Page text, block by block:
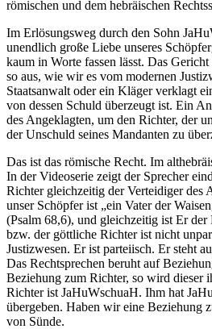
römischen und dem hebräischen
Im Erlösungsweg durch den Sohn
unendlich große Liebe unseres
kaum in Worte fassen lässt. Das
so aus, wie wir es vom modernen
Staatsanwalt oder ein Kläger verklagt
von dessen Schuld überzeugt ist. Ein
des Angeklagten, um den Richter, der
der Unschuld seines Mandanten zu
Das ist das römische Recht. Im
In der Videoserie zeigt der Sprecher
Richter gleichzeitig der Verteidiger des
unser Schöpfer ist „ein Vater der
(Psalm 68,6), und gleichzeitig ist Er der
bzw. der göttliche Richter ist nicht
Justizwesen. Er ist parteiisch. Er steht
Das Rechtsprechen beruht auf
Beziehung zum Richter, so wird dieser
Richter ist JaHuWschuaH. Ihm hat
übergeben. Haben wir eine Beziehung
von Sünde.